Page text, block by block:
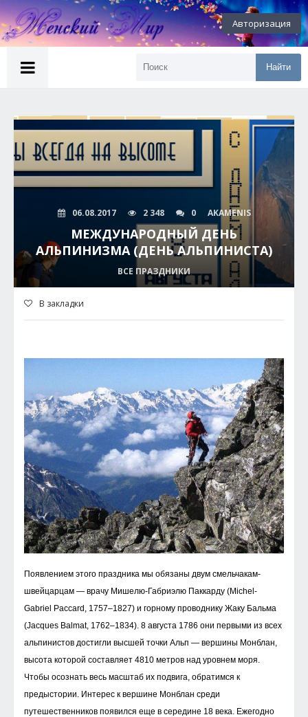
Авторизация
Найти
06.08.2017 2 348 0 AKAMENIS
МЕЖДУНАРОДНЫЙ ДЕНЬ
АЛЬПИНИЗМА (ДЕНЬ АЛЬПИНИСТА)
ВСЕ ПРАЗДНИКИ
В закладки
Появлением этого праздника мы обязаны двум смельчакам-
швейцарцам — врачу Мишелю-Габриэлю Паккарду (Michel-
Gabriel Paccard, 1757–1827) и горному проводнику Жаку Бальма
(Jacques Balmat, 1762–1834). 8 августа 1786 они первыми из всех
альпинистов достигли высшей точки Альп — вершины Монблан,
высота которой составляет 4810 метров над уровнем моря.
Чтобы осознать весь масштаб их подвига, обратимся к
предыстории. Интерес к вершине Монблан среди
путешественников появился еще в середине 18 века. Ежегодно